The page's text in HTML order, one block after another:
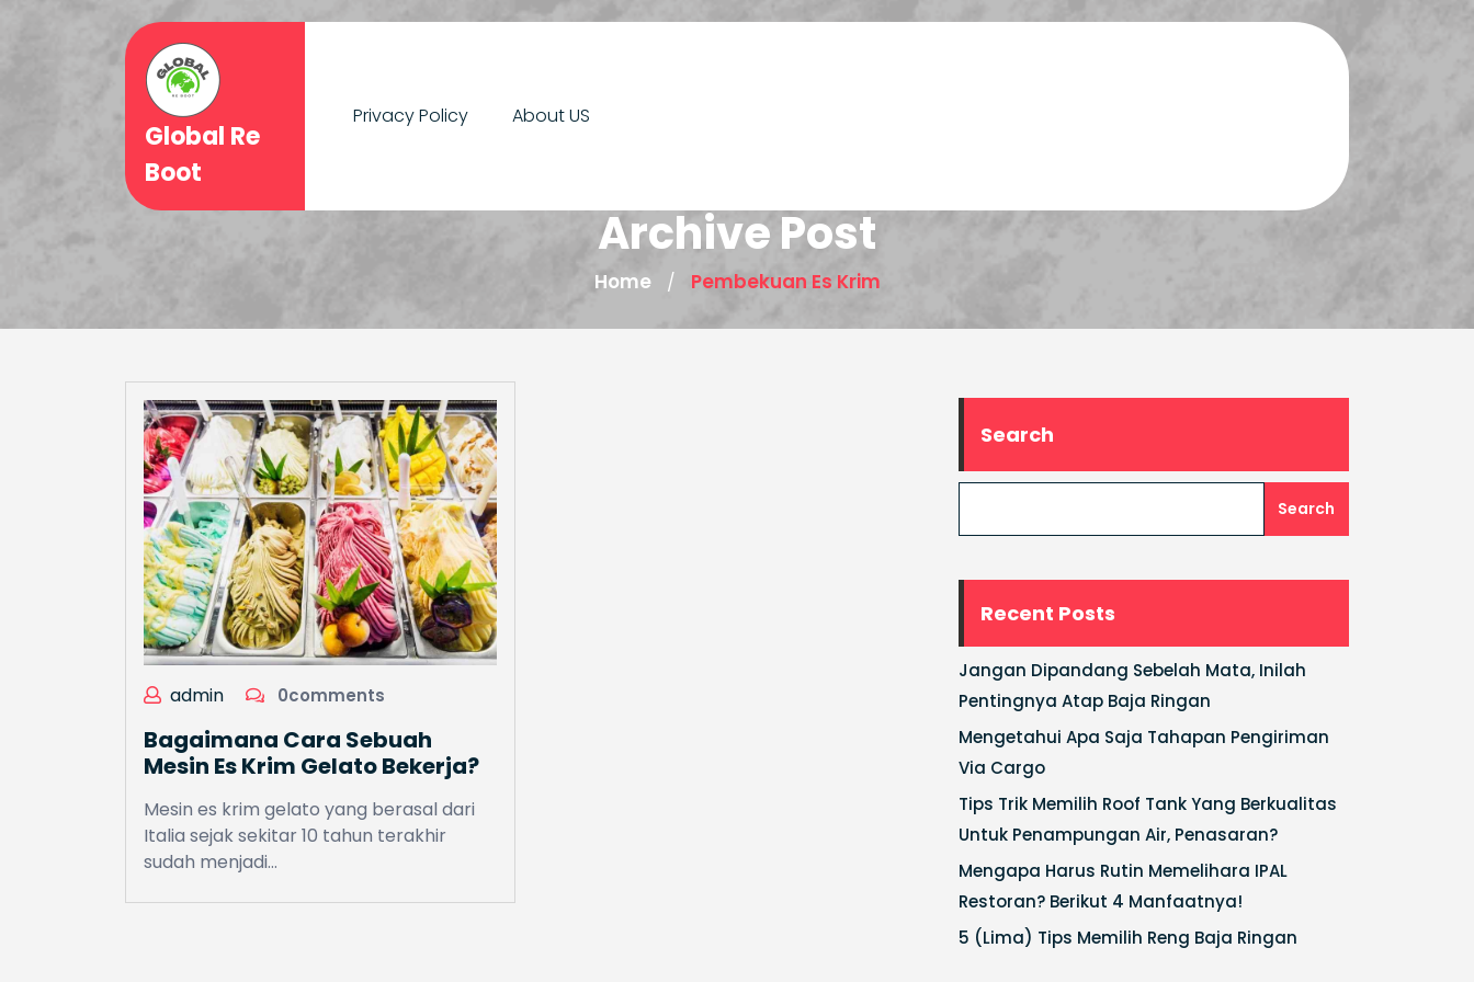
Global Re
Boot
Privacy Policy About US
Archive Post
Home / Pembekuan Es Krim
admin 0comments
Bagaimana Cara Sebuah
Mesin Es Krim Gelato Bekerja?
Mesin es krim gelato yang berasal dari
Italia sejak sekitar 10 tahun terakhir
sudah menjadi…
Search
Search
Recent Posts
Jangan Dipandang Sebelah Mata, Inilah
Pentingnya Atap Baja Ringan
Mengetahui Apa Saja Tahapan Pengiriman
Via Cargo
Tips Trik Memilih Roof Tank Yang Berkualitas
Untuk Penampungan Air, Penasaran?
Mengapa Harus Rutin Memelihara IPAL
Restoran? Berikut 4 Manfaatnya!
5 (Lima) Tips Memilih Reng Baja Ringan